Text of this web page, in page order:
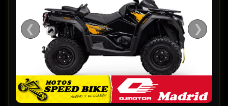
❮ ❯